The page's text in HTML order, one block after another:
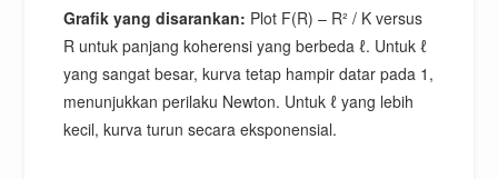
Grafik yang disarankan: Plot F(R) – R² / K versus
R untuk panjang koherensi yang berbeda ℓ. Untuk ℓ
yang sangat besar, kurva tetap hampir datar pada 1,
menunjukkan perilaku Newton. Untuk ℓ yang lebih
kecil, kurva turun secara eksponensial.